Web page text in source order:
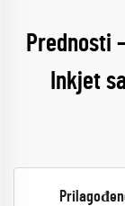
Prednosti
Inkjet